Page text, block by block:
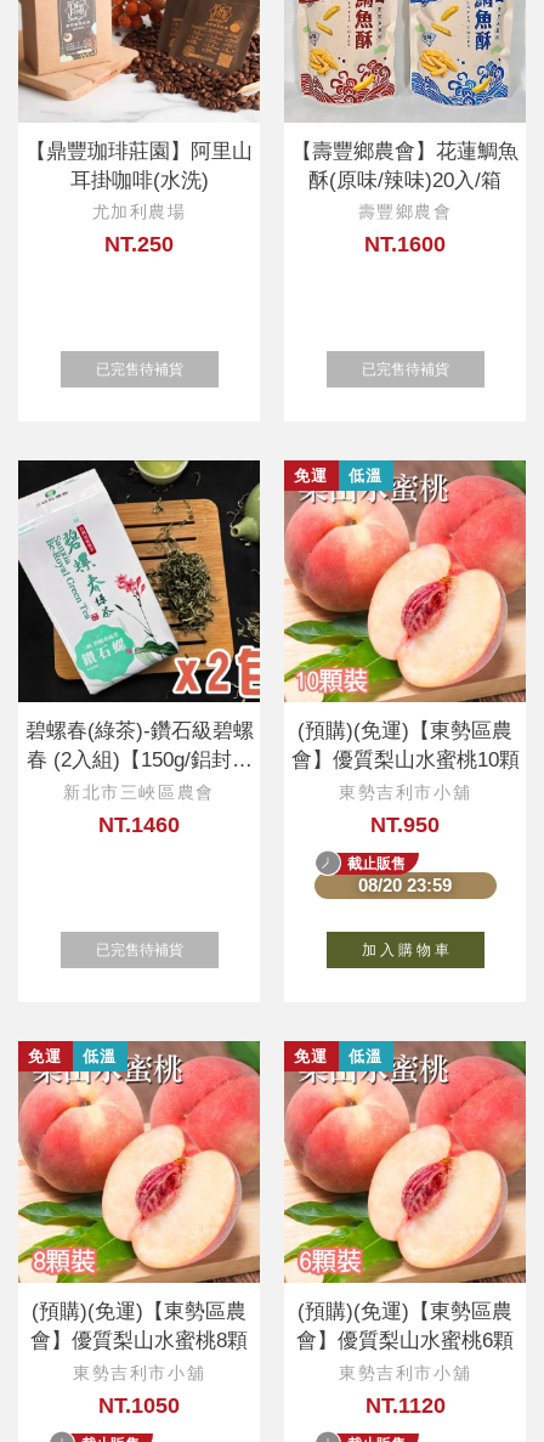
【鼎豐珈琲莊園】阿里山
耳掛咖啡(水洗)
尤加利農場
NT.250
已完售待補貨
【壽豐鄉農會】花蓮鯛魚
酥(原味/辣味)20入/箱
壽豐鄉農會
NT.1600
已完售待補貨
碧螺春(綠茶)-鑽石級碧螺
春 (2入組)【150g/鋁封裸
包
新北市三峽區農會
NT.1460
已完售待補貨
免運 低溫
(預購)(免運)【東勢區農
會】優質梨山水蜜桃10顆
東勢吉利市小舖
NT.950
截止販售
08/20 23:59
加 入 購 物 車
免運 低溫
(預購)(免運)【東勢區農
會】優質梨山水蜜桃8顆
東勢吉利市小舖
NT.1050
免運 低溫
(預購)(免運)【東勢區農
會】優質梨山水蜜桃6顆
東勢吉利市小舖
NT.1120